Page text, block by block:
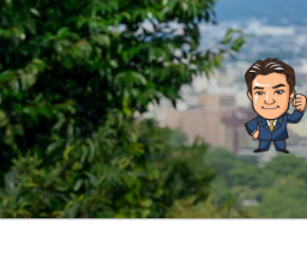
コ
ン
テ
ン
ツ
へ
ス
キ